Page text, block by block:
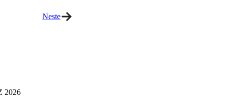
Neste
2026